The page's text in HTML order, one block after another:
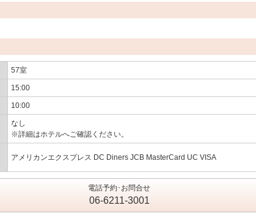
57室
15:00
10:00
なし
※詳細はホテルへご確認ください。
アメリカンエクスプレス DC Diners JCB MasterCard UC VISA
電話予約･お問合せ
06-6211-3001